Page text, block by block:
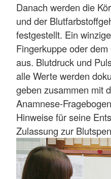
Danach werden die
und der
festgestellt. Ein
Fingerkuppe oder
aus. Blutdruck und
alle Werte werden
geben zusammen mit
Anamnese-
Hinweise für seine
Zulassung zur